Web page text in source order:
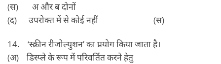
(स) अ और ब दोनों
(द) उपरोक्‍त में से कोई नहीं (स)
14. ‘स्‍क्रीन रीजोल्‍युशन’ का प्रयोग किया जाता है।
(अ) डिस्‍प्‍ले के रूप में परिवर्तित करने हेतु